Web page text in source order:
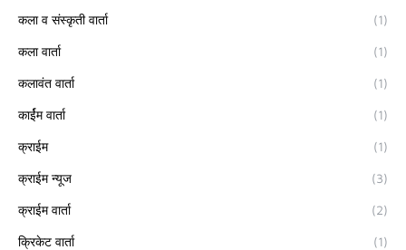
कला व संस्कृती वार्ता (1)
कला वार्ता (1)
कलावंत वार्ता (1)
कार्ईम वार्ता (1)
क्राईम (1)
क्राईम न्यूज (3)
क्राईम वार्ता (2)
क्रिकेट वार्ता (1)